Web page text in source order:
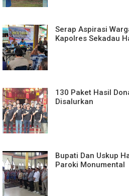
Serap Aspirasi
Kapolres Sekadau
130 Paket Hasil
Disalurkan
Bupati Dan Uskup
Paroki Monumental